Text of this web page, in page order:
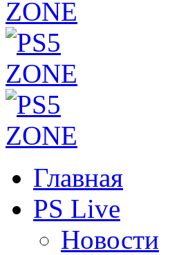
Главная
PS Live
Новости